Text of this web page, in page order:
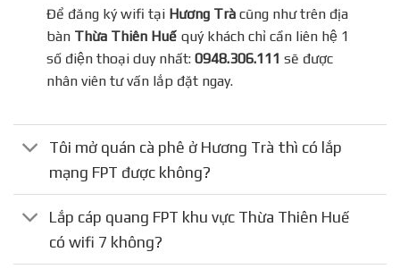
Để đăng ký wifi tạiHương Tràcũng như trên địa
bànThừa Thiên Huếquý khách chỉ cần liên hệ 1
số điện thoại duy nhất:0948.306.111 sẽ được
nhân viên tư vấn lắp đặt ngay.
Tôi mở quán cà phê ở Hương Trà thì có lắp
mạng FPT được không?
Lắp cáp quang FPT khu vực Thừa Thiên Huế
có wifi 7 không?